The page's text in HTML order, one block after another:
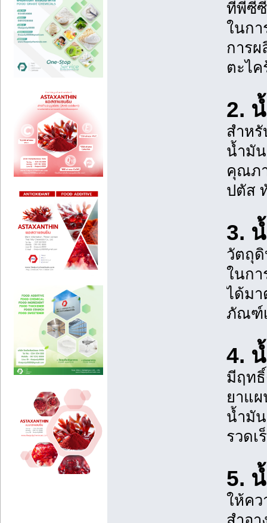
ทีพีซี
ในกา
การผ
ตะไค
2.
สำห
น้ำมั
คุณภ
ปตัส
3.
วัตถุดิ
ในกา
ได้มา
ภัณฑ์
4.
มีฤท
ยาแ
น้ำมั
รวดเ
5.
ให้คว